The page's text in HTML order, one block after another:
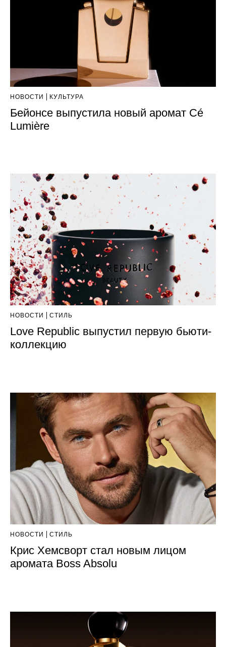
НОВОСТИ КУЛЬТУРА
Бейонсе выпустила новый аромат Cé
Lumière
НОВОСТИ СТИЛЬ
Love Republic выпустил первую бьюти-
коллекцию
НОВОСТИ СТИЛЬ
Крис Хемсворт стал новым лицом
аромата Boss Absolu